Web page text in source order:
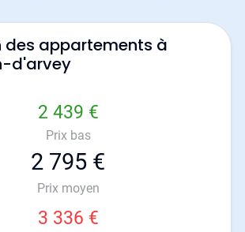
des appartements à
d'arvey
2 439 €
Prix bas
2 795 €
Prix moyen
3 336 €